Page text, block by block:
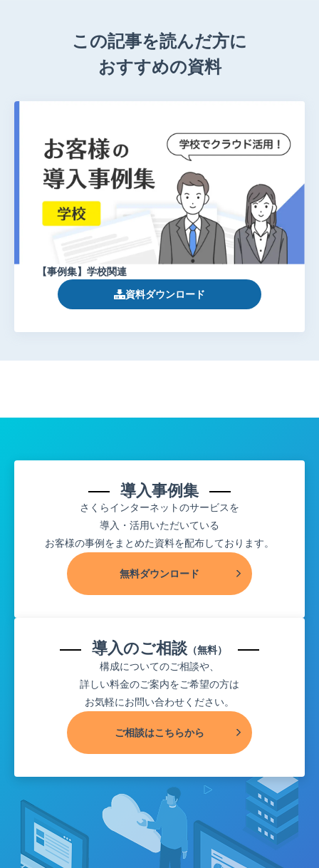
この記事を読んだ方に
おすすめの資料
【事例集】学校関連
資料ダウンロード
導入事例集
さくらインターネットのサービスを
導入・活用いただいている
お客様の事例をまとめた資料を配布しております。
無料ダウンロード
導入のご相談 （無料）
構成についてのご相談や、
詳しい料金のご案内をご希望の方は
お気軽にお問い合わせください。
ご相談はこちらから